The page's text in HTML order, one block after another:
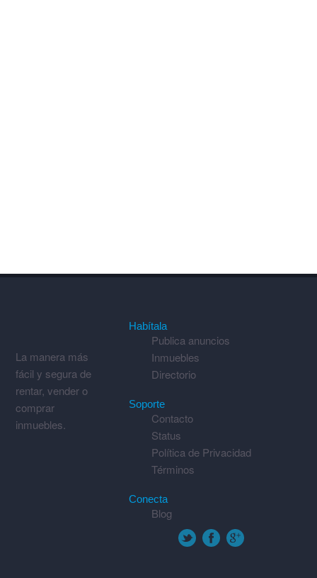
La manera más
fácil y segura de
rentar, vender o
comprar
inmuebles.
Habítala
Publica anuncios
Inmuebles
Directorio
Soporte
Contacto
Status
Política de Privacidad
Términos
Conecta
Blog